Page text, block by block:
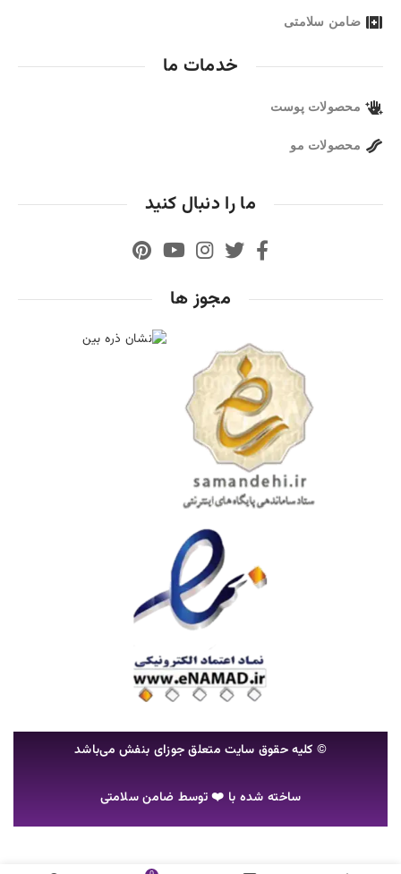
ضامن سلامتی
خدمات ما
محصولات پوست
محصولات مو
ما را دنبال کنید
مجوز ها
© کلیه حقوق سایت متعلق جوزای بنفش می‌باشد
ساخته شده با ❤️ توسط ضامن سلامتی